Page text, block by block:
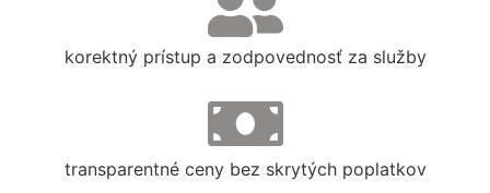
korektný prístup a zodpovednosť za služby
transparentné ceny bez skrytých poplatkov